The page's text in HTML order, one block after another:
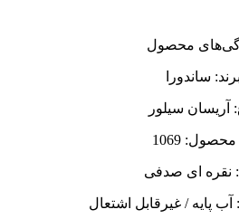
محصول
برند: ساندورا
آریسان سیلور
1069
نقره ای صدفی
پایه / غیرقابل اشتعال